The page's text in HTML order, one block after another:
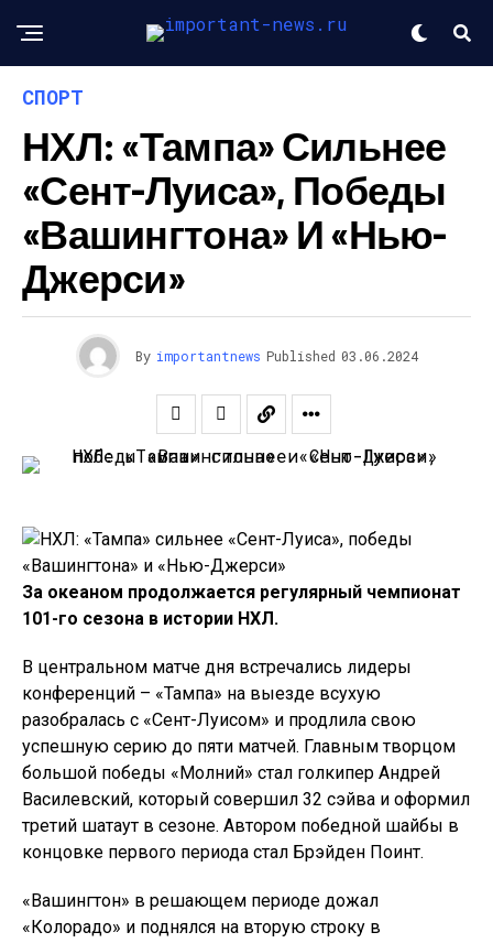
СПОРТ
НХЛ: «Тампа» Сильнее
«Сент-Луиса», Победы
«Вашингтона» И «Нью-
Джерси»
By importantnews Published 03.06.2024
За океаном продолжается регулярный чемпионат
101-го сезона в истории НХЛ.
В центральном матче дня встречались лидеры
конференций – «Тампа» на выезде всухую
разобралась с «Сент-Луисом» и продлила свою
успешную серию до пяти матчей. Главным творцом
большой победы «Молний» стал голкипер Андрей
Василевский, который совершил 32 сэйва и оформил
третий шатаут в сезоне. Автором победной шайбы в
концовке первого периода стал Брэйден Поинт.
«Вашингтон» в решающем периоде дожал
«Колорадо» и поднялся на вторую строку в